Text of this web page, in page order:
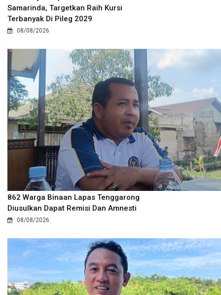
Samarinda, Targetkan Raih Kursi
Terbanyak Di Pileg 2029
08/08/2026
862 Warga Binaan Lapas Tenggarong
Diusulkan Dapat Remisi Dan Amnesti
08/08/2026